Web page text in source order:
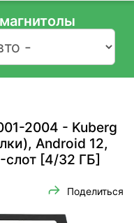
2004 - Kuberg
Android 12,
слот [4/32 ГБ]
Поделиться